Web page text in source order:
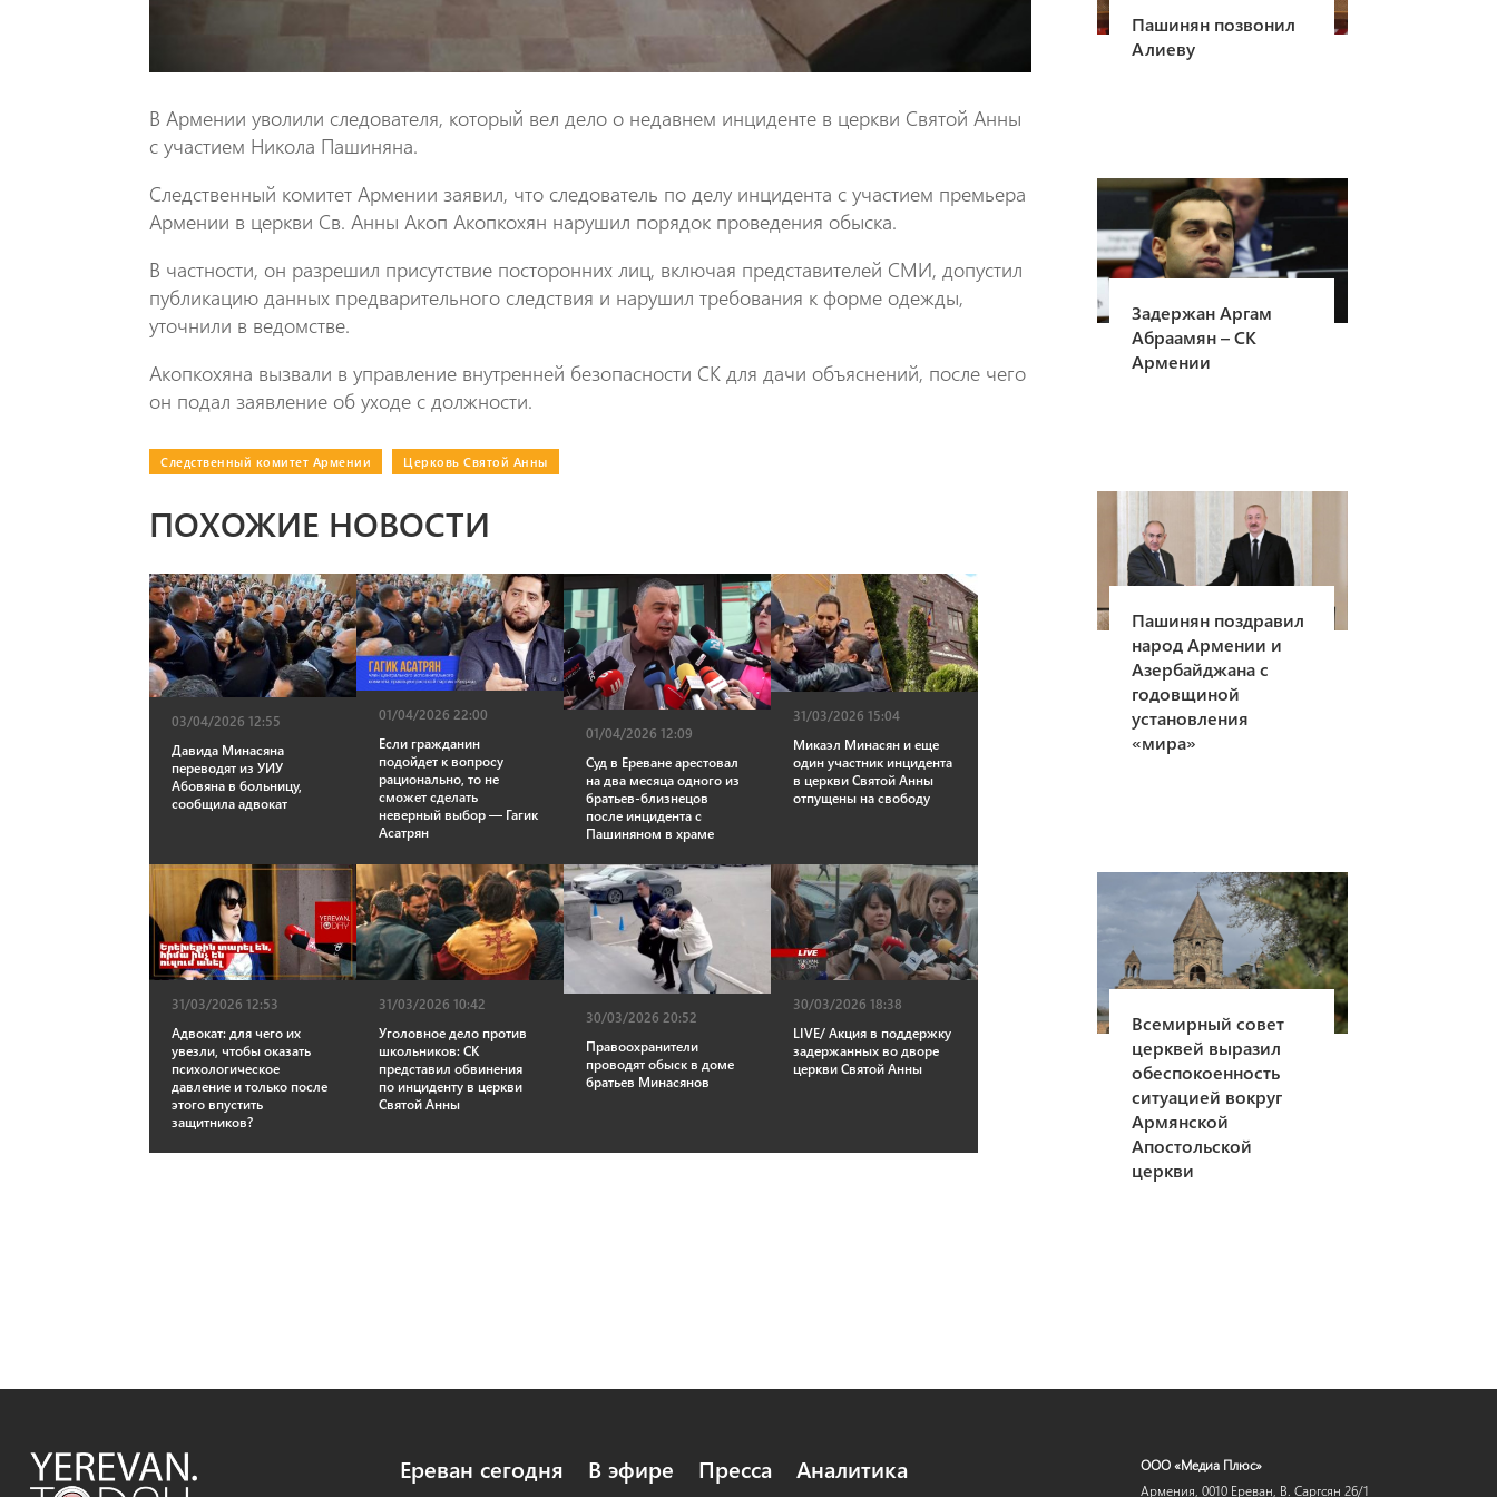
В Армении уволили следователя, который вел дело о недавнем инциденте в церкви Святой Анны
с участием Никола Пашиняна.
Следственный комитет Армении заявил, что следователь по делу инцидента с участием премьера
Армении в церкви Св. Анны Акоп Акопкохян нарушил порядок проведения обыска.
В частности, он разрешил присутствие посторонних лиц, включая представителей СМИ, допустил
публикацию данных предварительного следствия и нарушил требования к форме одежды,
уточнили в ведомстве.
Акопкохяна вызвали в управление внутренней безопасности СК для дачи объяснений, после чего
он подал заявление об уходе с должности.
Следственный комитет Армении Церковь Святой Анны
ПОХОЖИЕ НОВОСТИ
03/04/2026 12:55
Давида Минасяна
переводят из УИУ
Абовяна в больницу,
сообщила адвокат
01/04/2026 22:00
Если гражданин
подойдет к вопросу
рационально, то не
сможет сделать
неверный выбор — Гагик
Асатрян
01/04/2026 12:09
Суд в Ереване арестовал
на два месяца одного из
братьев-близнецов
после инцидента с
Пашиняном в храме
31/03/2026 15:04
Микаэл Минасян и еще
один участник инцидента
в церкви Святой Анны
отпущены на свободу
31/03/2026 12:53
Адвокат: для чего их
увезли, чтобы оказать
психологическое
давление и только после
этого впустить
защитников?
31/03/2026 10:42
Уголовное дело против
школьников: СК
представил обвинения
по инциденту в церкви
Святой Анны
30/03/2026 20:52
Правоохранители
проводят обыск в доме
братьев Минасянов
30/03/2026 18:38
LIVE/ Акция в поддержку
задержанных во дворе
церкви Святой Анны
Пашинян позвонил
Алиеву
Задержан Аргам
Абраамян – СК
Армении
Пашинян поздравил
народ Армении и
Азербайджана с
годовщиной
установления
«мира»
Всемирный совет
церквей выразил
обеспокоенность
ситуацией вокруг
Армянской
Апостольской
церкви
Ереван сегодня В эфире Пресса Аналитика
ООО «Медиа Плюс»
Армения, 0010 Ереван, В. Саргсян 26/1